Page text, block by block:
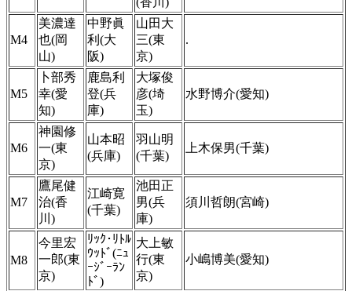
M4
美濃達
也(岡
山)
中野眞
利(大
阪)
山田大
三(東
京)
.
M5
卜部秀
幸(愛
知)
鹿島利
登(兵
庫)
大塚俊
彦(埼
玉)
水野博介(愛知)
M6
神園修
一(東
京)
山本昭
(兵庫)
羽山明
(千葉)
上木保男(千葉)
M7
鷹尾健
治(香
川)
江崎寛
(千葉)
池田正
男(兵
庫)
須川哲朗(宮崎)
M8
今里宏
一郎(東
京)
ﾘｯｸ･ﾘﾄﾙ
ｳｯﾄﾞ(ﾆｭ
ｰｼﾞｰﾗﾝ
ﾄﾞ)
大上敏
行(東
京)
小嶋博美(愛知)